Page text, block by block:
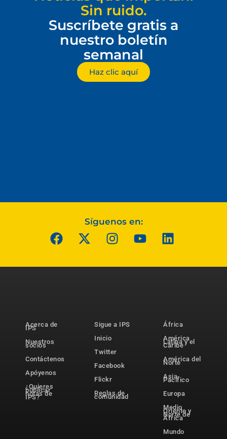
Sin ruido.
Suscríbete gratis a
nuestro boletín
semanal
Haz clic aquí
Síguenos en:
Acerca de
IPS
Nuestros
socios
Contáctenos
Apóyenos
¿Quieres
publicar
notas de
IPS?
Sigue a IPS
Inicio
Twitter
Facebook
Flickr
Reglas de
comunidad
África
América
Latina y el
Caribe
América del
Norte
Asia-
Pacífico
Europa
Medio
Oriente y
Norte de
África
Mundo